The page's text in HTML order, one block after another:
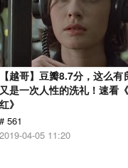
【越哥】豆瓣8.7分，这么有
又是一次人性的洗礼！速看
红》
# 561
2019-04-05 11:20